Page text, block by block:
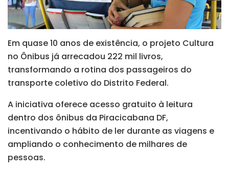
Em quase 10 anos de existência, o projeto Cultura
no Ônibus já arrecadou 222 mil livros,
transformando a rotina dos passageiros do
transporte coletivo do Distrito Federal.
A iniciativa oferece acesso gratuito à leitura
dentro dos ônibus da Piracicabana DF,
incentivando o hábito de ler durante as viagens e
ampliando o conhecimento de milhares de
pessoas.